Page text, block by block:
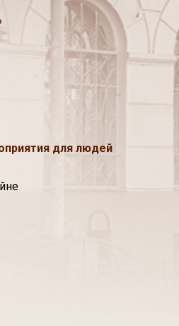
для людей